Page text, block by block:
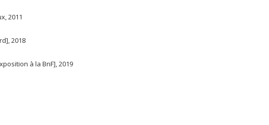
2011
2018
à la BnF], 2019